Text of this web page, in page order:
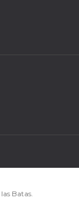
Batas.